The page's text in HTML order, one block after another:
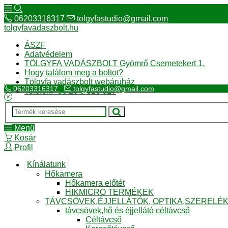
06203316317
tolgyfastudio@gmail.com
tolgyfavadaszbolt.hu
ÁSZF
Adatvédelem
TÖLGYFA VADÁSZBOLT Gyömrő Csemetekert 1.
Hogy találom meg a boltot?
Tölgyfa vadászbolt webáruház
Telefon:+36 20 3 316 317
06203316317 tolgyfastudio@gmail.com
Menü
Kosár
Profil
Kínálatunk
Hőkamera
Hőkamera előtét
HIKMICRO TERMÉKEK
TÁVCSÖVEK,ÉJJELLÁTÓK,
távcsövek,hő és éjjellátó céltávcső
Céltávcső